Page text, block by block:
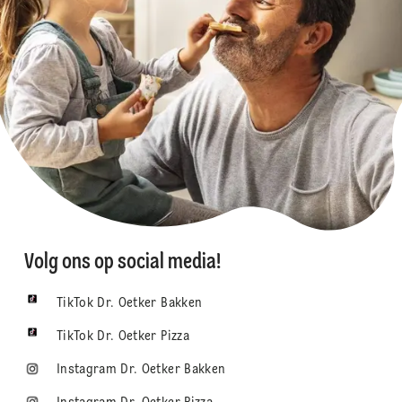
Volg ons op social media!
TikTok Dr. Oetker Bakken
TikTok Dr. Oetker Pizza
Instagram Dr. Oetker Bakken